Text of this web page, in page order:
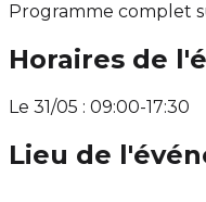
Programme complet
Horaires de
Le 31/05 : 09:00-17:30
Lieu de